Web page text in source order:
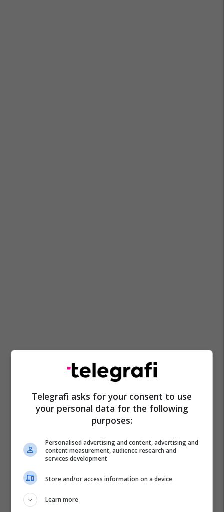
Telegrafi asks for your consent to use
your personal data for the following
purposes:
Personalised advertising and content, advertising and
content measurement, audience research and
services development
Store and/or access information on a device
Learn more